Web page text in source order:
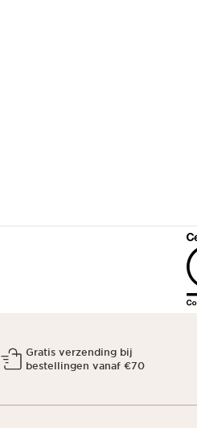
Gratis verzending bij
bestellingen vanaf €70